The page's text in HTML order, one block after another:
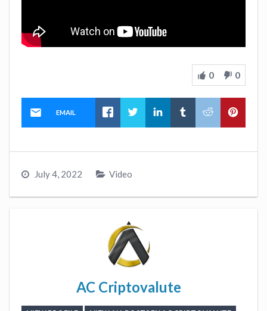
0 0
EMAIL
July 4, 2022 Video
AC Criptovalute